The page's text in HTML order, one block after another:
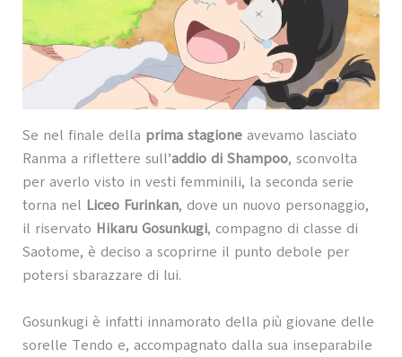
Se nel finale della prima stagioneavevamo lasciato
Ranma a riflettere sull’addio di Shampoo, sconvolta
per averlo visto in vesti femminili, la seconda serie
torna nel Liceo Furinkan, dove un nuovo personaggio,
il riservato Hikaru Gosunkugi, compagno di classe di
Saotome, è deciso a scoprirne il punto debole per
potersi sbarazzare di lui.
Gosunkugi è infatti innamorato della più giovane delle
sorelle Tendo e, accompagnato dalla sua inseparabile